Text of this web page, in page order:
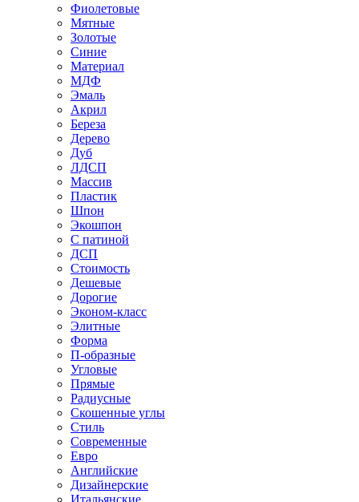
Фиолетовые
Мятные
Золотые
Синие
Материал
МДФ
Эмаль
Акрил
Береза
Дерево
Дуб
ЛДСП
Массив
Пластик
Шпон
Экошпон
С патиной
ДСП
Стоимость
Дешевые
Дорогие
Эконом-класс
Элитные
Форма
П-образные
Угловые
Прямые
Радиусные
Скошенные углы
Стиль
Современные
Евро
Английские
Дизайнерские
Итальянские